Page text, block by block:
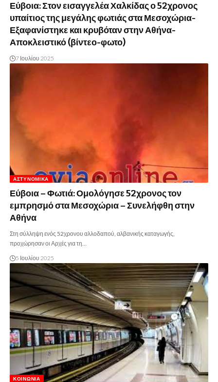
Εύβοια: Στον εισαγγελέα Χαλκίδας ο 52χρονος
υπαίτιος της μεγάλης φωτιάς στα Μεσοχώρια-
Εξαφανίστηκε και κρυβόταν στην Αθήνα-
Αποκλειστικό (βίντεο-φωτο)
7 Ιουλίου 2025
ΑΣΤΥΝΟΜΙΚΆ
Εύβοια – Φωτιά: Ομολόγησε 52χρονος τον
εμπρησμό στα Μεσοχώρια – Συνελήφθη στην
Αθήνα
Στη σύλληψη ενός 52χρονου αλλοδαπού, αλβανικής καταγωγής,
προχώρησαν οι Αρχές για τη…
5 Ιουλίου 2025
ΚΟΙΝΩΝΊΑ